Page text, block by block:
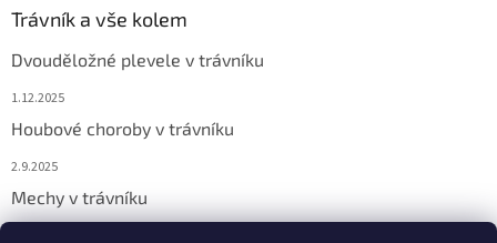
Trávník a vše kolem
Dvouděložné plevele v trávníku
1.12.2025
Houbové choroby v trávníku
2.9.2025
Mechy v trávníku